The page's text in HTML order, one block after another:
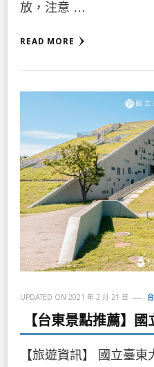
放，注意 …
READ MORE
UPDATED ON 2021 年 2 月 21 日
【台東景點推薦】
【旅遊資訊】 國立臺東